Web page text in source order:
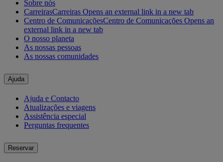
Sobre nós
CarreirasCarreiras Opens an external link in a new tab
Centro de ComunicaçõesCentro de Comunicações Opens an
external link in a new tab
O nosso planeta
As nossas pessoas
As nossas comunidades
Ajuda
Ajuda e Contacto
Atualizações e viagens
Assistência especial
Perguntas frequentes
Reservar